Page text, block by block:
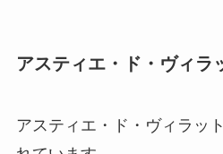
アスティエ・ド・ヴィラ
アスティエ・ド・ヴィラッ